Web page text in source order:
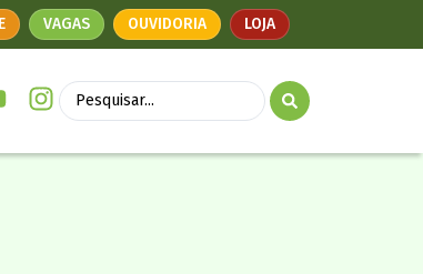
VAGAS OUVIDORIA LOJA